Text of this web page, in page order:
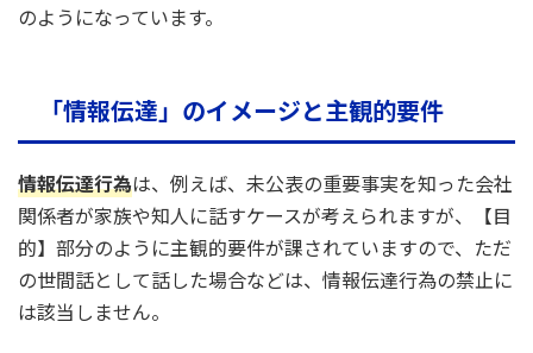
のようになっています。
「情報伝達」のイメージと主観的要件
情報伝達行為は、例えば、未公表の重要事実を知った会社
関係者が家族や知人に話すケースが考えられますが、【目
的】部分のように主観的要件が課されていますので、ただ
の世間話として話した場合などは、情報伝達行為の禁止に
は該当しません。